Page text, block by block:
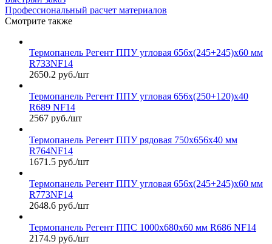
Профессиональный расчет материалов
Смотрите также
Термопанель Регент ППУ угловая 656х(245+245)х60 мм
R733NF14
2650.2 руб./шт
Термопанель Регент ППУ угловая 656х(250+120)х40
R689 NF14
2567 руб./шт
Термопанель Регент ППУ рядовая 750х656х40 мм
R764NF14
1671.5 руб./шт
Термопанель Регент ППУ угловая 656х(245+245)х60 мм
R773NF14
2648.6 руб./шт
Термопанель Регент ППС 1000х680х60 мм R686 NF14
2174.9 руб./шт